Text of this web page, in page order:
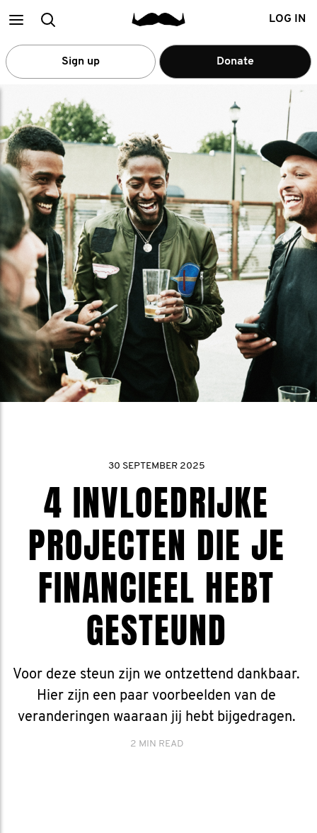
MainSearch LOG IN
Sign up Donate
30 SEPTEMBER 2025
4 INVLOEDRIJKE
PROJECTEN DIE JE
FINANCIEEL HEBT
GESTEUND
Voor deze steun zijn we ontzettend dankbaar.
Hier zijn een paar voorbeelden van de
veranderingen waaraan jij hebt bijgedragen.
2 MIN READ